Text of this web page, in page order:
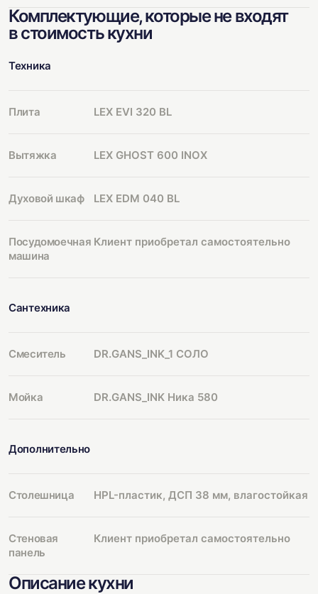
Комплектующие, которые не входят
в стоимость кухни
Техника
Плита LEX EVI 320 BL
Вытяжка LEX GHOST 600 INOX
Духовой шкаф LEX EDM 040 BL
Посудомоечная
машина
Клиент приобретал самостоятельно
Сантехника
Смеситель DR.GANS_INK_1 СОЛО
Мойка DR.GANS_INK Ника 580
Дополнительно
Столешница HPL-пластик, ДСП 38 мм, влагостойкая
Стеновая
панель
Клиент приобретал самостоятельно
Описание кухни